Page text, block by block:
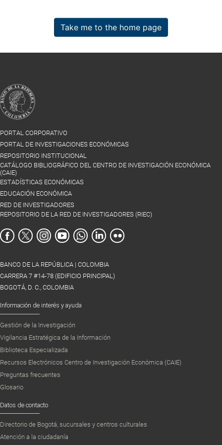
Take me to the home page
PORTAL CORPORATIVO
PORTAL DE INVESTIGACIONES ECONÓMICAS
REPOSITORIO INSTITUCIONAL
CATÁLOGO BIBLIOGRÁFICO DEL CENTRO DE INVESTIGACIÓN ECONÓMICA
(CAIE)
ESTADÍSTICAS ECONÓMICAS
EDUCACIÓN ECONÓMICA
RED DE INVESTIGADORES
REPOSITORIO DE LA RED DE INVESTIGADORES (RIEC)
BANCO DE LA REPÚBLICA | COLOMBIA
CARRERA 7 #14-78 (EDIFICIO PRINCIPAL)
BOGOTÁ, D. C., COLOMBIA
Información de interés y ayuda
Gestión de la Investigación
Vigilancia Estratégica de la Información
Biblioteca Especializada
Recursos Electrónicos Centro de Investigación Económica (CAIE)
Preguntas frecuentes
Glosario
Datos de contacto
Directorio de Bogotá, sucursales y centros culturales
Atención a la ciudadanía